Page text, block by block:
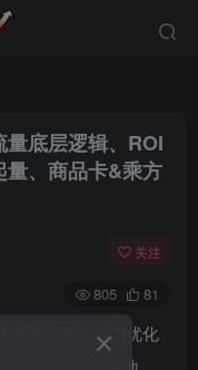
底层逻辑、ROI
、商品卡&乘方
关注
805 81